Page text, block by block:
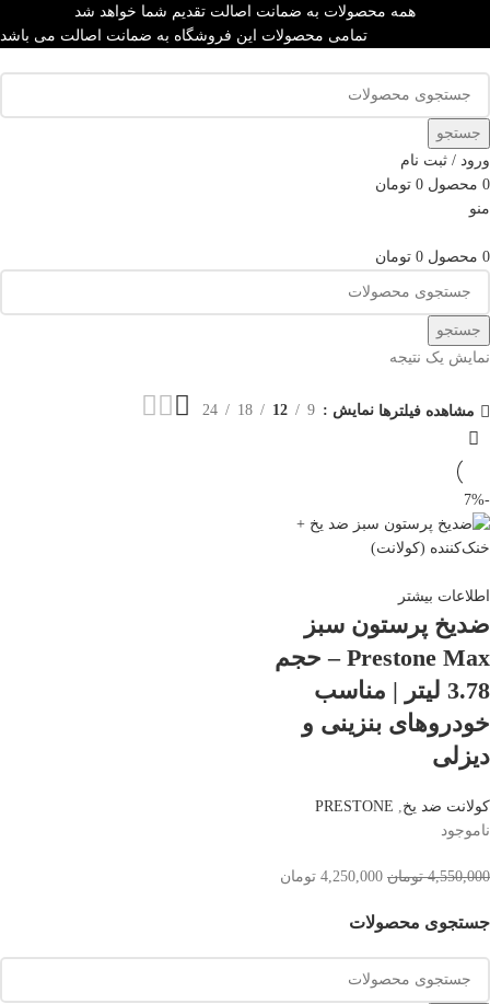
همه محصولات به ضمانت اصالت تقدیم شما خواهد شد
تمامی محصولات این فروشگاه به ضمانت اصالت می باشد
جستجو
ورود / ثبت نام
0 محصول 0 تومان
منو
0 محصول 0 تومان
جستجو
جستجوی محصولات
نمایش یک نتیجه
مشاهده فیلترها نمایش 9
12
18
24
-7%
اطلاعات بیشتر
ضدیخ پرستون سبز
Prestone Max – حجم
3.78 لیتر | مناسب
خودروهای بنزینی و
دیزلی
کولانت ضد یخ,
PRESTONE
ناموجود
4,550,000 تومان 4,250,000 تومان